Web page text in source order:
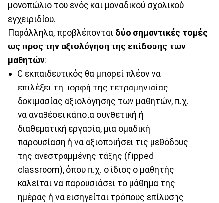
μονοπώλιο του ενός και μοναδικού σχολικού
εγχειριδίου.
Παράλληλα, προβλέπονται δύο σημαντικές τομές
ως προς την αξιολόγηση της επίδοσης των
μαθητών:
Ο εκπαιδευτικός θα μπορεί πλέον να
επιλέξει τη μορφή της τετραμηνιαίας
δοκιμασίας αξιολόγησης των μαθητών, π.χ.
να αναθέσει κάποια συνθετική ή
διαθεματική εργασία, μια ομαδική
παρουσίαση ή να αξιοποιήσει τις μεθόδους
της ανεστραμμένης τάξης (flipped
classroom), όπου π.χ. ο ίδιος ο μαθητής
καλείται να παρουσιάσει το μάθημα της
ημέρας ή να εισηγείται τρόπους επίλυσης